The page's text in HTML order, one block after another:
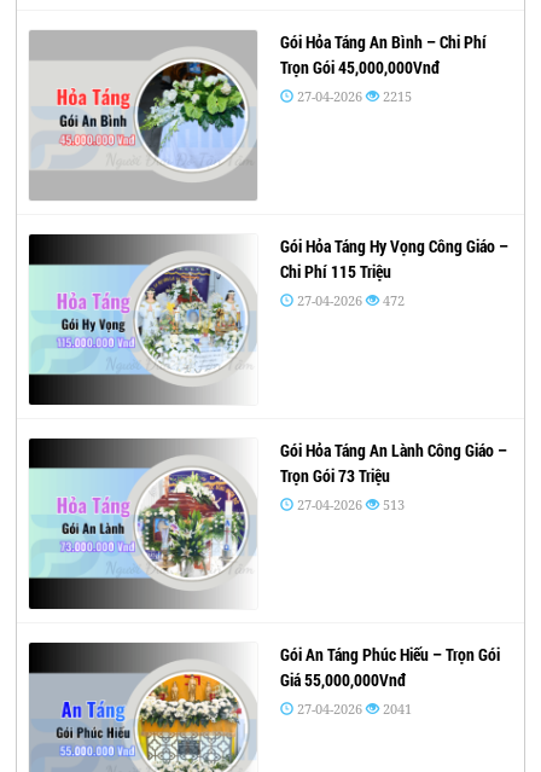
Gói Hỏa Táng An Bình – Chi Phí
Trọn Gói 45,000,000Vnđ
27-04-2026 2215
Gói Hỏa Táng Hy Vọng Công Giáo –
Chi Phí 115 Triệu
27-04-2026 472
Gói Hỏa Táng An Lành Công Giáo –
Trọn Gói 73 Triệu
27-04-2026 513
Gói An Táng Phúc Hiếu – Trọn Gói
Giá 55,000,000Vnđ
27-04-2026 2041